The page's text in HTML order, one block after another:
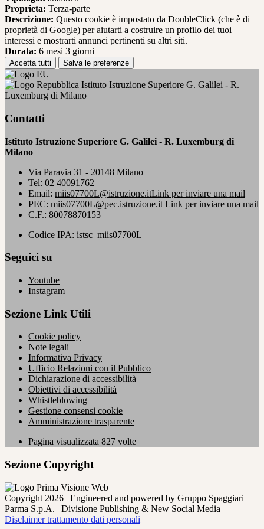
Proprieta: Terza-parte
Descrizione: Questo cookie è impostato da DoubleClick (che è di
proprietà di Google) per aiutarti a costruire un profilo dei tuoi
interessi e mostrarti annunci pertinenti su altri siti.
Durata: 6 mesi 3 giorni
Accetta tutti Salva le preferenze
Istituto Istruzione Superiore G. Galilei - R.
Luxemburg di Milano
Contatti
Istituto Istruzione Superiore G. Galilei - R. Luxemburg di
Milano
Via Paravia 31 - 20148 Milano
Tel: 02 40091762
Email: miis07700L@istruzione.itLink per inviare una mail
PEC: miis07700L@pec.istruzione.it Link per inviare una mail
C.F.: 80078870153
Codice IPA: istsc_miis07700L
Seguici su
Youtube
Instagram
Sezione Link Utili
Cookie policy
Note legali
Informativa Privacy
Ufficio Relazioni con il Pubblico
Dichiarazione di accessibilità
Obiettivi di accessibilità
Whistleblowing
Gestione consensi cookie
Amministrazione trasparente
Pagina visualizzata 827 volte
Sezione Copyright
Copyright 2026 | Engineered and powered by Gruppo Spaggiari
Parma S.p.A. | Divisione Publishing & New Social Media
Disclaimer trattamento dati personali